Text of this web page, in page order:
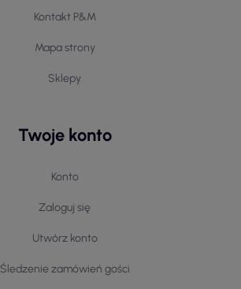
Kontakt P&M
Mapa strony
Sklepy
Twoje konto
Konto
Zaloguj się
Utwórz konto
Śledzenie zamówień gości